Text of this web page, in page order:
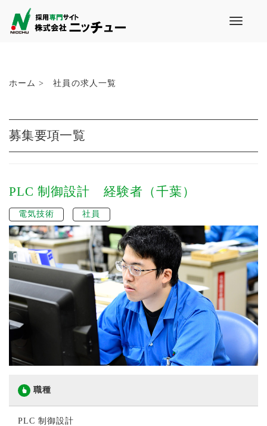
T
v
a
ホーム > 社員の求人一覧
募集要項一覧
PLC 制御設計 経験者（千葉）
電気技術 社員
職種
PLC 制御設計